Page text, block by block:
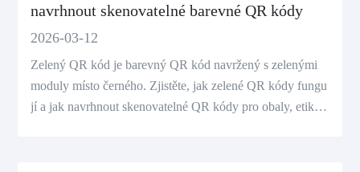
navrhnout skenovatelné barevné QR kódy
2026-03-12
Zelený QR kód je barevný QR kód navržený s zelenými
moduly místo černého. Zjistěte, jak zelené QR kódy fungu
jí a jak navrhnout skenovatelné QR kódy pro obaly, etiket